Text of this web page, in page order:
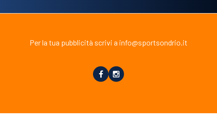
Per la tua pubblicità scrivi a info@sportsondrio.it